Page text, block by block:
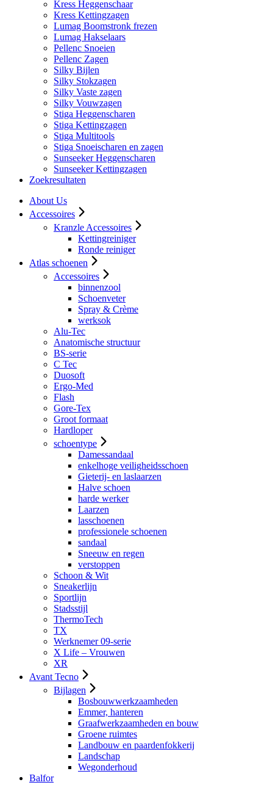
Kress Heggenschaar
Kress Kettingzagen
Lumag Boomstronk frezen
Lumag Hakselaars
Pellenc Snoeien
Pellenc Zagen
Silky Bijlen
Silky Stokzagen
Silky Vaste zagen
Silky Vouwzagen
Stiga Heggenscharen
Stiga Kettingzagen
Stiga Multitools
Stiga Snoeischaren en zagen
Sunseeker Heggenscharen
Sunseeker Kettingzagen
Zoekresultaten
About Us
Accessoires
Kranzle Accessoires
Kettingreiniger
Ronde reiniger
Atlas schoenen
Accessoires
binnenzool
Schoenveter
Spray & Crème
werksok
Alu-Tec
Anatomische structuur
BS-serie
C Tec
Duosoft
Ergo-Med
Flash
Gore-Tex
Groot formaat
Hardloper
schoentype
Damessandaal
enkelhoge veiligheidsschoen
Gieterij- en laslaarzen
Halve schoen
harde werker
Laarzen
lasschoenen
professionele schoenen
sandaal
Sneeuw en regen
verstoppen
Schoon & Wit
Sneakerlijn
Sportlijn
Stadsstijl
ThermoTech
TX
Werknemer 09-serie
X Life – Vrouwen
XR
Avant Tecno
Bijlagen
Bosbouwwerkzaamheden
Emmer, hanteren
Graafwerkzaamheden en bouw
Groene ruimtes
Landbouw en paardenfokkerij
Landschap
Wegonderhoud
Balfor